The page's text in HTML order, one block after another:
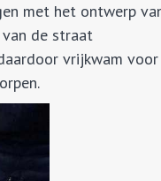
met het ontwerp
de straat
vrijkwam voor